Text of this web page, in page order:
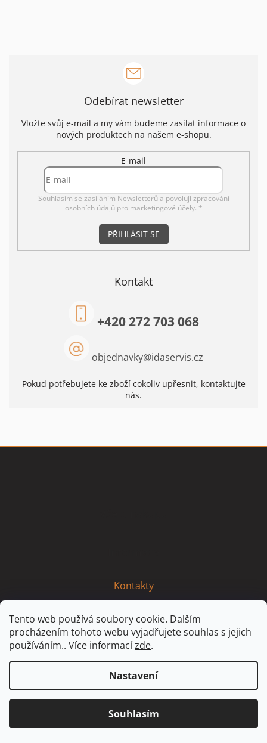
Tento web používá soubory cookie. Dalším
procházením tohoto webu vyjadřujete souhlas s jejich
používáním.. Více informacízde.
Nastavení
Souhlasím
r
v
y
ý
p
s
u
Odebírat newsletter
Vložte svůj e-mail a my vám budeme zasílat informace o
nových produktech na našem e-shopu.
E-mail
Souhlasím se zasíláním Newsletterů a povoluji zpracování
osobních údajů pro marketingové účely. *
PŘIHLÁSIT SE
Kontakt
objednavky@idaservis.cz
+420 272 703 068
Pokud potřebujete ke zboží cokoliv upřesnit, kontaktujte
nás.
Kontakty
Vytvořil Shoptet Partner: MirandaMedia Group, s.r.o.
© 2021 Idaservis - Všechna práva vyhrazena